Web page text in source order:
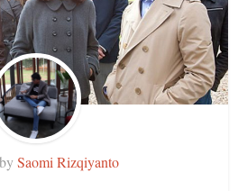
Saomi Rizqiyanto